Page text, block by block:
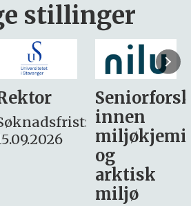
stillinger
søker
– fast
Søknadsfrist:
16. august.